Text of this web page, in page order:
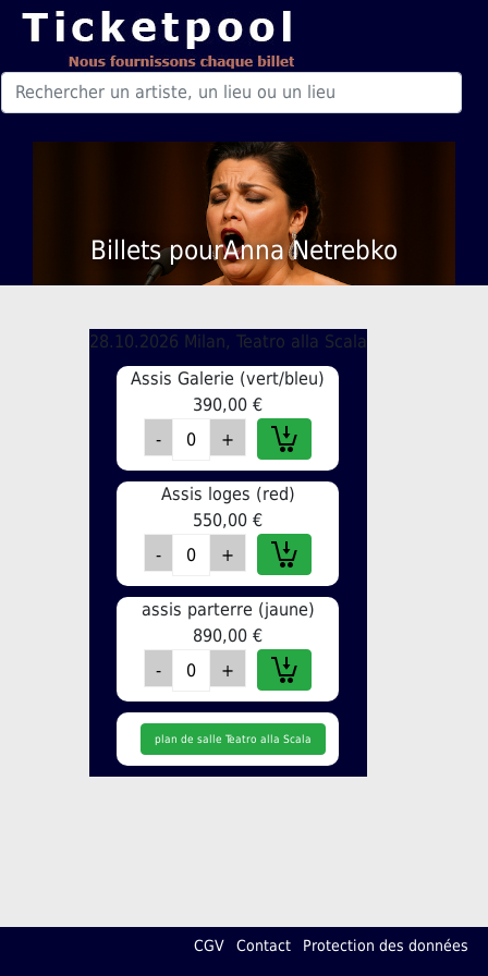
Billets pourAnna Netrebko
28.10.2026 Milan, Teatro alla Scala
Assis Galerie (vert/bleu)
390,00 €
Assis loges (red)
550,00 €
assis parterre (jaune)
890,00 €
plan de salle Teatro alla Scala
CGV Contact Protection des données